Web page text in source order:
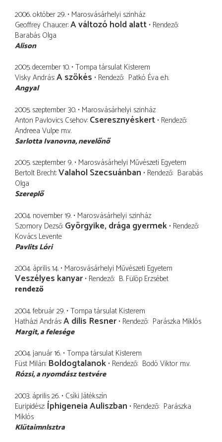
2006. október 29. Marosvásárhelyi szinház
Geoffrey Chaucer A változó hold alatt Rendező
Barabás Olga
Alison
2005. december 10. Tompa társulat Kisterem
Visky András A szökés Rendező Patkó Éva e.h.
Angyal
2005. szeptember 30. Marosvásárhelyi szinház
Anton Pavlovics Csehov Cseresznyéskert Rendező
Andreea Vulpe m.v.
Sarlotta Ivanovna nevelőnő
2005. szeptember 9. Marosvásárhelyi Művészeti Egyetem
Bertolt Brecht Valahol Szecsuánban Rendező Barabás
Olga
Szereplő
2004. november 19. Marosvásárhelyi szinház
Szomory Dezső Györgyike, drága gyermek Rendező
Kovács Levente
Pavlits Lóri
2004. április 14. Marosvásárhelyi Művészeti Egyetem
Veszélyes kanyar Rendező B. Fülöp Erzsébet
rendező
2004. február 29. Tompa társulat Kisterem
Hatházi András A dilis Resner Rendező Parászka Miklós
Margit a felesége
2004. január 16. Tompa társulat Kisterem
Füst Milán Boldogtalanok Rendező Bodó Viktor m.v.
Rózsi a nyomdász testvére
2003. április 26. Csíki Játékszín
Euripidész Íphigeneia Auliszban Rendező Parászka
Miklós
Klütaimnlsztra